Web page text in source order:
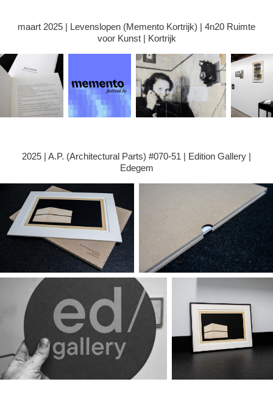
maart 2025 | Levenslopen (Memento Kortrijk) | 4n20 Ruimte
voor Kunst | Kortrijk
2025 | A.P. (Architectural Parts) #070-51 | Edition Gallery |
Edegem